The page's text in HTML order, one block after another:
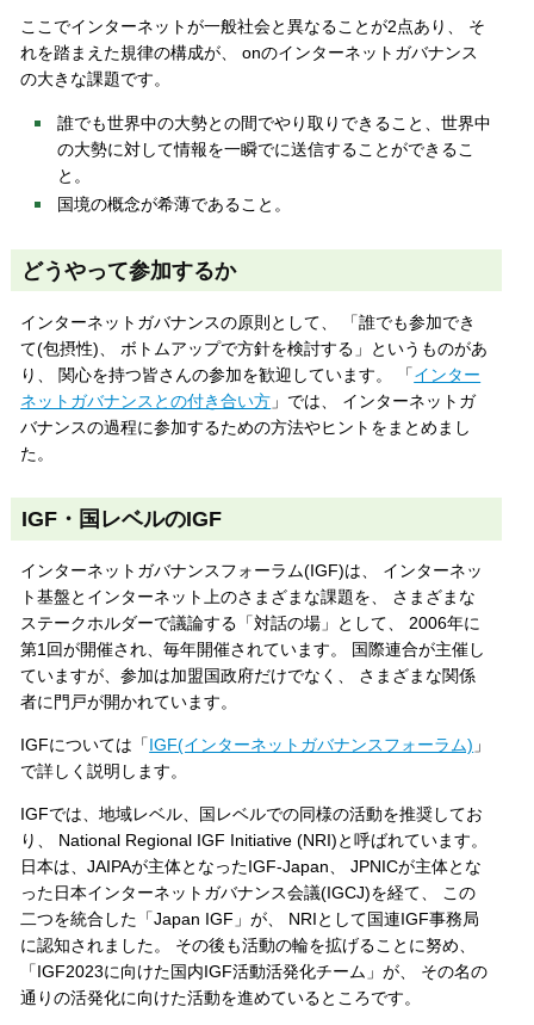
ここでインターネットが一般社会と異なることが2点あり、 そ
れを踏まえた規律の構成が、 onのインターネットガバナンス
の大きな課題です。
誰でも世界中の大勢との間でやり取りできること、世界中
の大勢に対して情報を一瞬でに送信することができるこ
と。
国境の概念が希薄であること。
どうやって参加するか
インターネットガバナンスの原則として、 「誰でも参加でき
て(包摂性)、 ボトムアップで方針を検討する」というものがあ
り、 関心を持つ皆さんの参加を歓迎しています。 「インター
ネットガバナンスとの付き合い方 」では、 インターネットガ
バナンスの過程に参加するための方法やヒントをまとめまし
た。
IGF・国レベルのIGF
インターネットガバナンスフォーラム(IGF)は、 インターネッ
ト基盤とインターネット上のさまざまな課題を、 さまざまな
ステークホルダーで議論する「対話の場」として、 2006年に
第1回が開催され、毎年開催されています。 国際連合が主催し
ていますが、参加は加盟国政府だけでなく、 さまざまな関係
者に門戸が開かれています。
IGFについては「IGF(インターネットガバナンスフォーラム) 」
で詳しく説明します。
IGFでは、地域レベル、国レベルでの同様の活動を推奨してお
り、 National Regional IGF Initiative (NRI)と呼ばれています。
日本は、JAIPAが主体となったIGF-Japan、 JPNICが主体とな
った日本インターネットガバナンス会議(IGCJ)を経て、 この
二つを統合した「Japan IGF」が、 NRIとして国連IGF事務局
に認知されました。 その後も活動の輪を拡げることに努め、
「IGF2023に向けた国内IGF活動活発化チーム」が、 その名の
通りの活発化に向けた活動を進めているところです。